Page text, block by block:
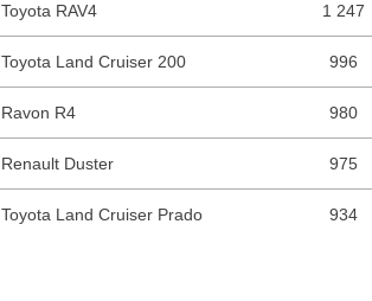
Toyota RAV4 1 247
Toyota Land Cruiser 200 996
Ravon R4 980
Renault Duster 975
Toyota Land Cruiser Prado 934